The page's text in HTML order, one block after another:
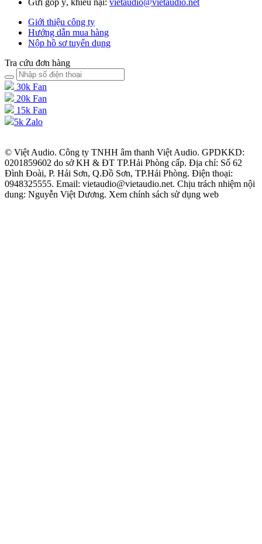
Gửi góp ý, khiếu nại: vietaudio@vietaudio.net
Giới thiệu công ty
Hướng dẫn mua hàng
Nộp hồ sơ tuyển dụng
Tra cứu đơn hàng
30k Fan
20k Fan
15k Fan
5k Zalo
© Việt Audio. Công ty TNHH âm thanh Việt Audio. GPDKKD:
0201859602 do sở KH & ĐT TP.Hải Phòng cấp. Địa chỉ: Số 62
Đình Đoài, P. Hải Sơn, Q.Đồ Sơn, TP.Hải Phòng. Điện thoại:
0948325555. Email: vietaudio@vietaudio.net. Chịu trách nhiệm nội
dung: Nguyễn Việt Dương. Xem chính sách sử dụng web